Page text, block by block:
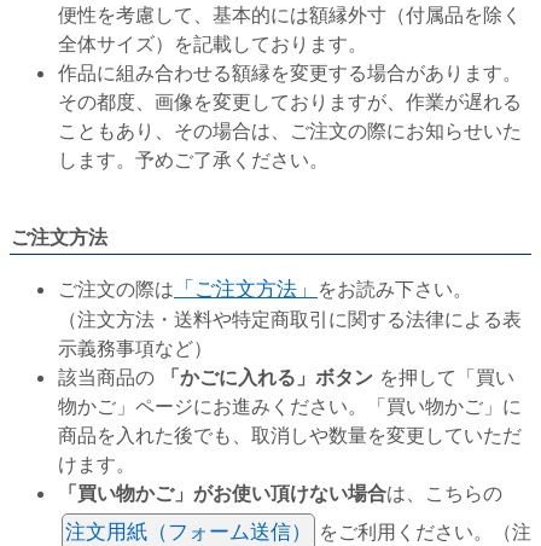
便性を考慮して、基本的には額縁外寸（付属品を除く
全体サイズ）を記載しております。
作品に組み合わせる額縁を変更する場合があります。
その都度、画像を変更しておりますが、作業が遅れる
こともあり、その場合は、ご注文の際にお知らせいた
します。予めご了承ください。
ご注文方法
ご注文の際は 「ご注文方法」 をお読み下さい。
（注文方法・送料や特定商取引に関する法律による表
示義務事項など）
該当商品の
「かごに入れる」ボタン を押して「買い
物かご」ページにお進みください。「買い物かご」に
商品を入れた後でも、取消しや数量を変更していただ
けます。
「買い物かご」がお使い頂けない場合は、こちらの
注文用紙（フォーム送信）
をご利用ください。（注